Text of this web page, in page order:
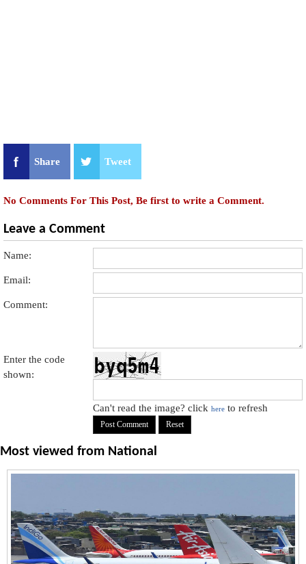
Share Tweet
No Comments For This Post, Be first to write a Comment.
Leave a Comment
Name:
Email:
Comment:
Enter the code
shown:
Can't read the image? clickhere to refresh
Most viewed from National